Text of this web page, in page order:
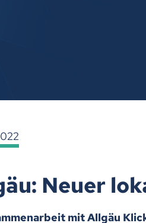
Neuer
mit Allgäu